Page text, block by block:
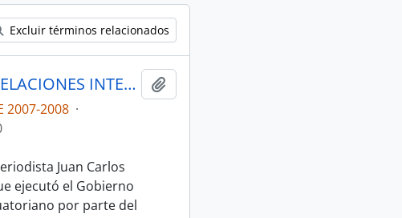
Excluir términos relacionados
ACTAS MESA 9 DE SOBERANÍA, RELACIONES INTERNACIONALES E INTEGRACIÓN LATINOAMERICANA
2007-2008 ·
Juan Carlos
ejecutó el Gobierno
por parte del